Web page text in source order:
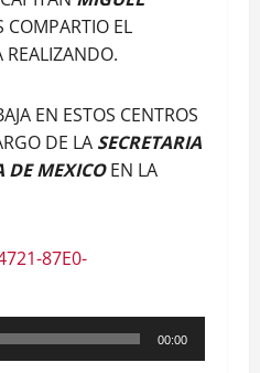
COMPARTIO EL
REALIZANDO.
EN ESTOS CENTROS
DE LA SECRETARIA
DE MEXICOEN LA
87E0-
00:00